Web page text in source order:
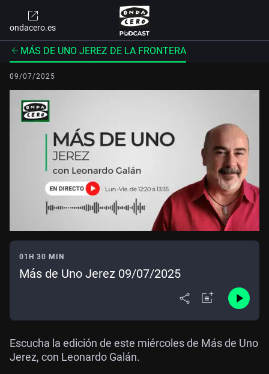
ondacero.es
MÁS DE UNO JEREZ DE LA FRONTERA
09/07/2025
01H 30 MIN
Más de Uno Jerez 09/07/2025
Escucha la edición de este miércoles de Más de Uno
Jerez, con Leonardo Galán.